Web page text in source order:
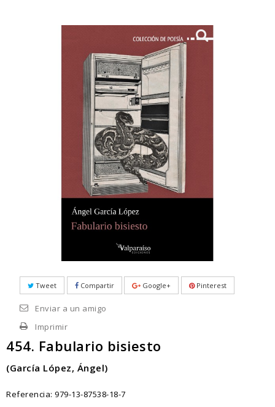
Tweet Compartir Google+ Pinterest
Enviar a un amigo
Imprimir
454. Fabulario bisiesto
(García López, Ángel)
Referencia: 979-13-87538-18-7